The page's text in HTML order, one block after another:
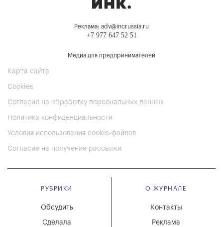
Реклама: adv@incrussia.ru
+7 977 647 52 51
Медиа для предпринимателей
Карта сайта
Cookies
Согласие на обработку персональных данных
Политика конфиденциальности
Условия использования cookie-файлов
Согласие на получение рассылки
РУБРИКИ
Обсудить
Сделала
О ЖУРНАЛЕ
Реклама
Контакты